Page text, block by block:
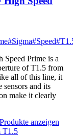
#Sigma#Speed
Speed Prime is a
of T1.5 from
all of this line, it
and its
make it clearly
anzeigen
T1.5